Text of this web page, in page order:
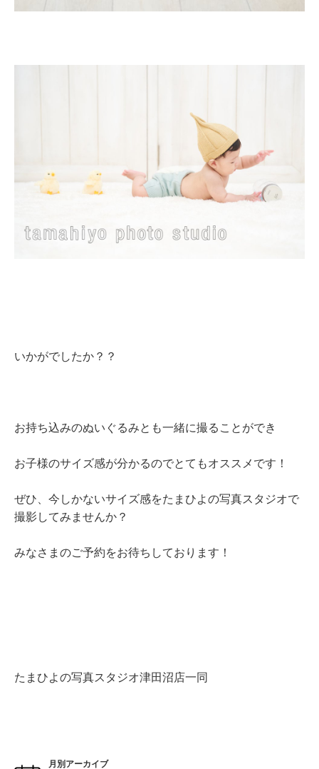
いかがでしたか？？
お持ち込みのぬいぐるみとも一緒に撮ることができ
お子様のサイズ感が分かるのでとてもオススメです！
ぜひ、今しかないサイズ感をたまひよの写真スタジオで
撮影してみませんか？
みなさまのご予約をお待ちしております！
たまひよの写真スタジオ津田沼店一同
月別アーカイブ